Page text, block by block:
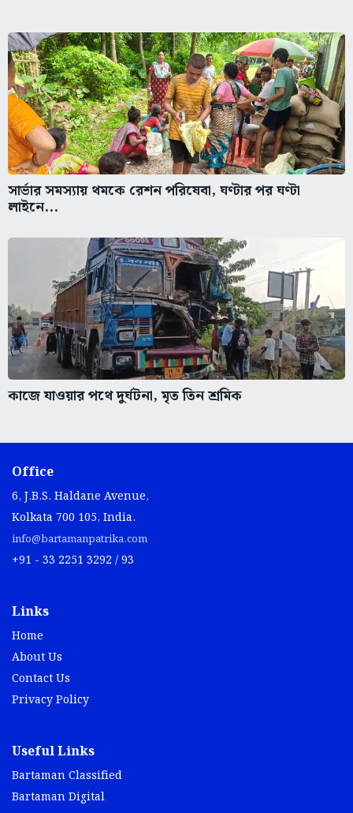
সার্ভার সমস্যায় থমকে রেশন পরিষেবা, ঘণ্টার পর ঘণ্টা
লাইনে...
কাজে যাওয়ার পথে দুর্ঘটনা, মৃত তিন শ্রমিক
Office
6, J.B.S. Haldane Avenue,
Kolkata 700 105, India.
info@bartamanpatrika.com
+91 - 33 2251 3292 / 93
Links
Home
About Us
Contact Us
Privacy Policy
Useful Links
Bartaman Classified
Bartaman Digital